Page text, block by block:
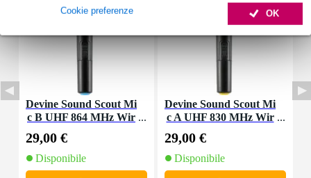
OK
Cookie preferenze
Devine Sound Scout Mi
c B UHF 864 MHz Wir
29,00 €
Disponibile
Devine Sound Scout Mi
c A UHF 830 MHz Wir
29,00 €
Disponibile